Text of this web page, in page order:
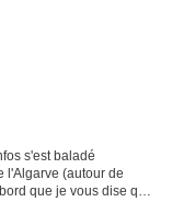
s'est baladé
l'Algarve (autour de
que je vous dise que